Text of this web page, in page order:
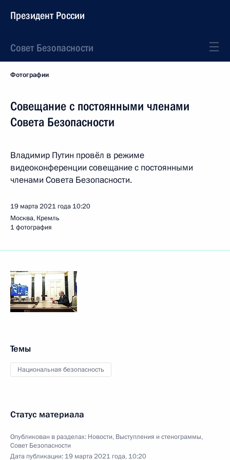
Президент России
Совет Безопасности
Фотографии
Совещание с постоянными членами
Совета Безопасности
Владимир Путин провёл в режиме
видеоконференции совещание с постоянными
членами Совета Безопасности.
19 марта 2021 года 10:20
Москва, Кремль
1 фотография
Темы
Национальная безопасность
Статус материала
Опубликован в разделах: Новости, Выступления и стенограммы,
Совет Безопасности
Дата публикации: 19 марта 2021 года, 10:20